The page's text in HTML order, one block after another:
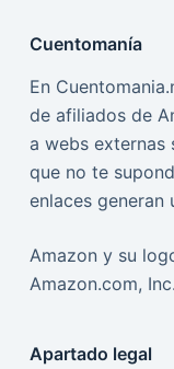
Cuentomanía
En
de afiliados de
a webs externas
que no te
enlaces generan
Amazon y su
Amazon.com,
Apartado legal